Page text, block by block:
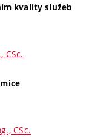
kvality služeb
CSc.
CSc.